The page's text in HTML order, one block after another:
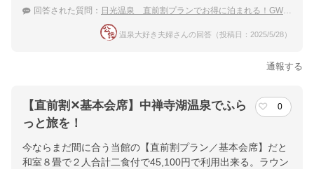
回答された質問： 日光温泉 直前割プランでお得に泊まれる！GWにおすすめの温泉宿
温泉大好き夫婦さんの回答（投稿日：2025/5/28）
通報する
【直前割✕基本会席】中禅寺湖温泉でふら
っと旅を！
0
今ならまだ間に合う当館の【直前割プラン／基本会席】だと
和室８畳で２人合計二食付で45,100円で利用出来る。ラウン